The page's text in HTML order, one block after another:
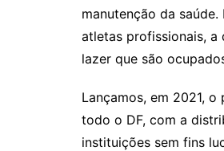
manutenção da
atletas profissionais, a
lazer que são
Lançamos, em 2021,
todo o DF, com a
instituições sem fins